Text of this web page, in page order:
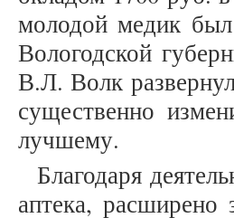
молодой медик
Вологодской
В.Л. Волк
существенно
лучшему.
Благодаря
аптека, расширено